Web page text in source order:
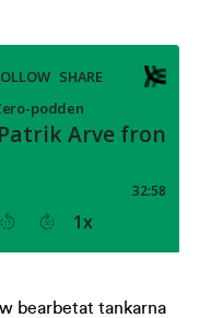
bearbetat tankarna